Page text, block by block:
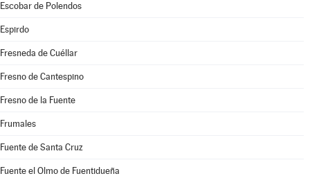
Escobar de Polendos
Espirdo
Fresneda de Cuéllar
Fresno de Cantespino
Fresno de la Fuente
Frumales
Fuente de Santa Cruz
Fuente el Olmo de Fuentidueña